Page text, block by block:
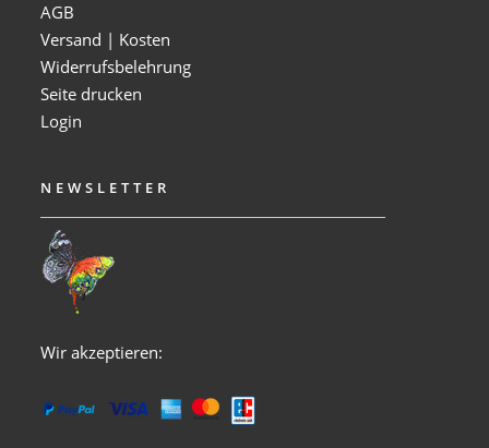
AGB
Versand | Kosten
Widerrufsbelehrung
Seite drucken
Login
NEWSLETTER
Wir akzeptieren: